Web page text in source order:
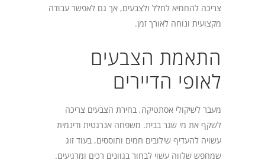
צריכה להחמיא לחלל ולצבעים, אך גם לאפשר עבודה
מקצועית ונוחה לאורך זמן.
התאמת הצבעים
לאופי הדיירים
מעבר לשיקולי אסתטיקה, בחירת הצבעים צריכה
לשקף את מי שגר בבית. משפחה אנרגטית ודינמית
עשויה להעדיף שילובים חמים ותוססים, בעוד זוג
שמחפש שלווה עשוי לבחור בגוונים רכים ומרגיעים.